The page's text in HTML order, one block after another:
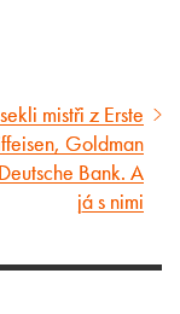
mistři z Erste
Goldman
Bank. A
já s nimi